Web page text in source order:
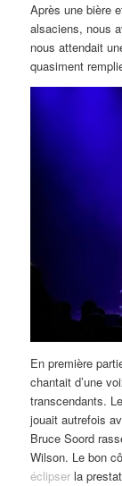
Après une bière
alsaciens, nous
nous attendait
quasiment
En première
chantait d’une
transcendants.
jouait autrefois
Bruce Soord
Wilson. Le bon
éclipser la